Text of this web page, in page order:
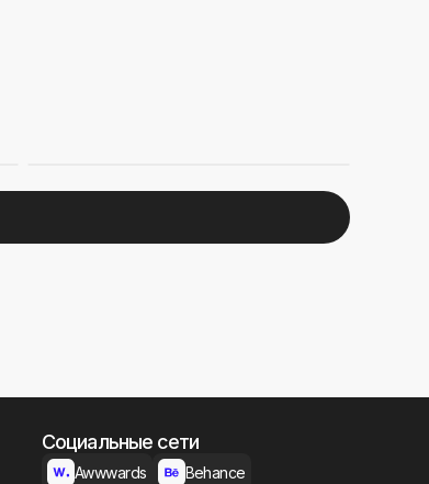
Социальные сети
Awwwards Behance